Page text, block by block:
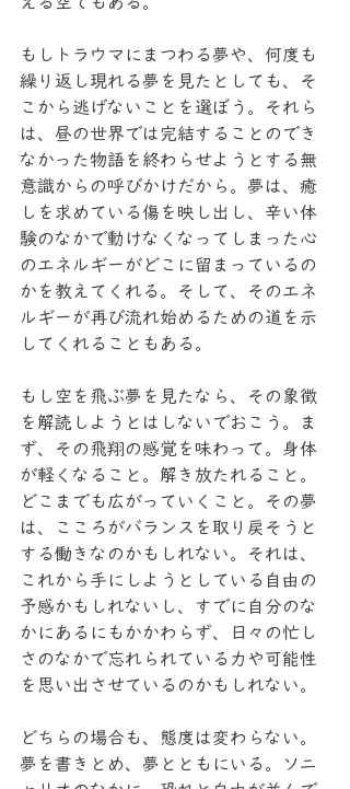
もしトラウマにまつわる夢や、何度も
繰り返し現れる夢を見たとしても、そ
こから逃げないことを選ぼう。それら
は、昼の世界では完結することのでき
なかった物語を終わらせようとする無
意識からの呼びかけだから。夢は、癒
しを求めている傷を映し出し、辛い体
験のなかで動けなくなってしまった心
のエネルギーがどこに留まっているの
かを教えてくれる。そして、そのエネ
ルギーが再び流れ始めるための道を示
してくれることもある。
もし空を飛ぶ夢を見たなら、その象徴
を解読しようとはしないでおこう。ま
ず、その飛翔の感覚を味わって。身体
が軽くなること。解き放たれること。
どこまでも広がっていくこと。その夢
は、こころがバランスを取り戻そうと
する働きなのかもしれない。それは、
これから手にしようとしている自由の
予感かもしれないし、すでに自分のな
かにあるにもかかわらず、日々の忙し
さのなかで忘れられている力や可能性
を思い出させているのかもしれない。
どちらの場合も、態度は変わらない。
夢を書きとめ、夢とともにいる。ソニ